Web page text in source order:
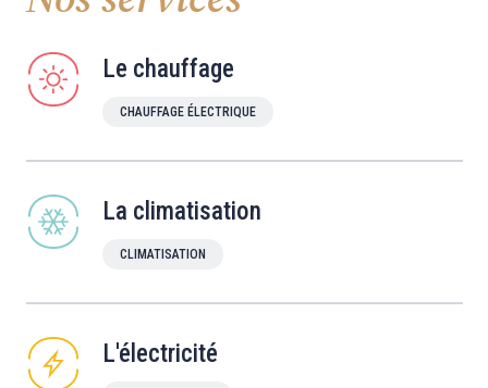
Le chauffage
CHAUFFAGE ÉLECTRIQUE
La climatisation
CLIMATISATION
L'électricité